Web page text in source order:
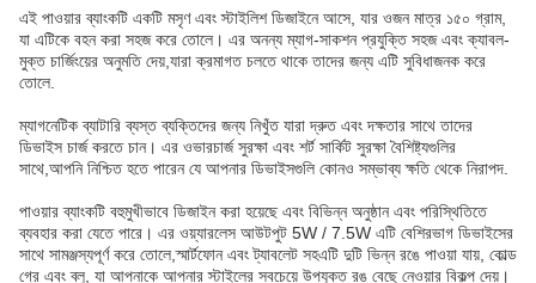
এই পাওয়ার ব্যাংকটি একটি মসৃণ এবং স্টাইলিশ ডিজাইনে আসে, যার ওজন মাত্র ১৫০ গ্রাম,
যা এটিকে বহন করা সহজ করে তোলে। এর অনন্য ম্যাগ-সাকশন প্রযুক্তি সহজ এবং ক্যাবল-
মুক্ত চার্জিংয়ের অনুমতি দেয়,যারা ক্রমাগত চলতে থাকে তাদের জন্য এটি সুবিধাজনক করে
তোলে.
ম্যাগনেটিক ব্যাটারি ব্যস্ত ব্যক্তিদের জন্য নিখুঁত যারা দ্রুত এবং দক্ষতার সাথে তাদের
ডিভাইস চার্জ করতে চান। এর ওভারচার্জ সুরক্ষা এবং শর্ট সার্কিট সুরক্ষা বৈশিষ্ট্যগুলির
সাথে,আপনি নিশ্চিত হতে পারেন যে আপনার ডিভাইসগুলি কোনও সম্ভাব্য ক্ষতি থেকে নিরাপদ.
পাওয়ার ব্যাংকটি বহুমুখীভাবে ডিজাইন করা হয়েছে এবং বিভিন্ন অনুষ্ঠান এবং পরিস্থিতিতে
ব্যবহার করা যেতে পারে। এর ওয়্যারলেস আউটপুট 5W / 7.5W এটি বেশিরভাগ ডিভাইসের
সাথে সামঞ্জস্যপূর্ণ করে তোলে,স্মার্টফোন এবং ট্যাবলেট সহএটি দুটি ভিন্ন রঙে পাওয়া যায়, কোল্ড
গ্রে এবং ব্লু, যা আপনাকে আপনার স্টাইলের সবচেয়ে উপযুক্ত রঙ বেছে নেওয়ার বিকল্প দেয়।